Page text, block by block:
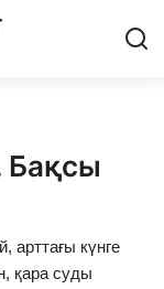
арттағы күнге
қара суды